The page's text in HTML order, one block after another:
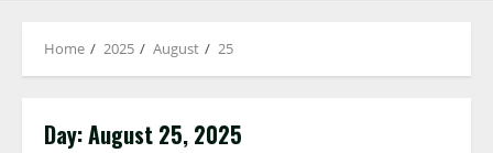
Home 2025 August 25
Day:August 25, 2025